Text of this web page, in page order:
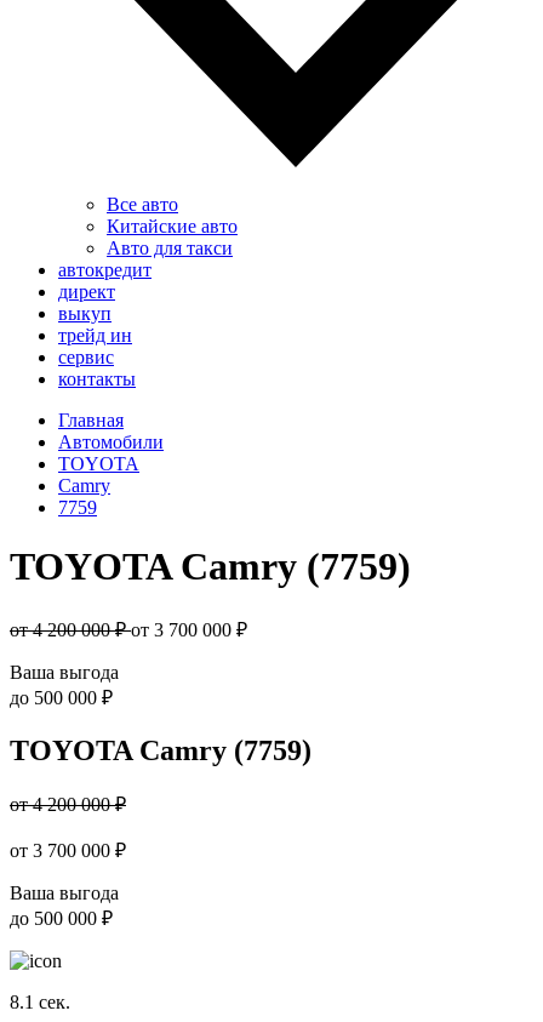
Все авто
Китайские авто
Авто для такси
автокредит
директ
выкуп
трейд ин
сервис
контакты
Главная
Автомобили
TOYOTA
Camry
7759
TOYOTA Camry (7759)
от 4 200 000 ₽от 3 700 000 ₽
Ваша выгода
до 500 000 ₽
TOYOTA Camry (7759)
от 4 200 000 ₽
от 3 700 000 ₽
Ваша выгода
до 500 000 ₽
8.1 сек.